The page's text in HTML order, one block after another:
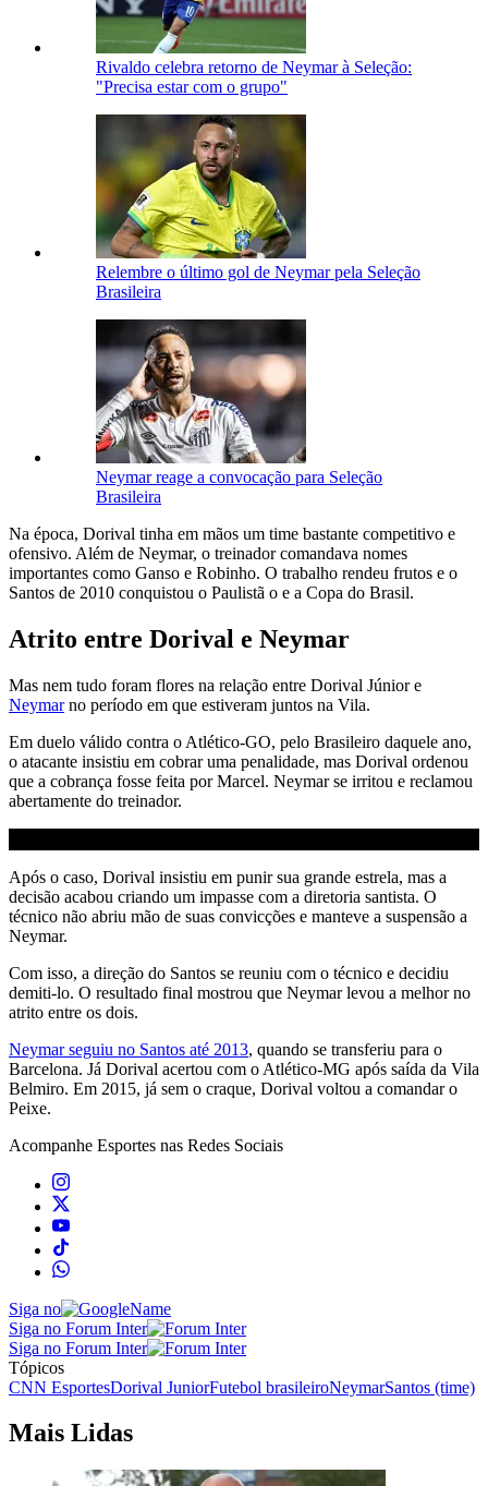
Rivaldo celebra retorno de Neymar à Seleção:
"Precisa estar com o grupo"
Relembre o último gol de Neymar pela Seleção
Brasileira
Neymar reage a convocação para Seleção
Brasileira
Na época, Dorival tinha em mãos um time bastante competitivo e
ofensivo. Além de Neymar, o treinador comandava nomes
importantes como Ganso e Robinho. O trabalho rendeu frutos e o
Santos de 2010 conquistou o Paulistã o e a Copa do Brasil.
Atrito entre Dorival e Neymar
Mas nem tudo foram flores na relação entre Dorival Júnior e
Neymarno período em que estiveram juntos na Vila.
Em duelo válido contra o Atlético-GO, pelo Brasileiro daquele ano,
o atacante insistiu em cobrar uma penalidade, mas Dorival ordenou
que a cobrança fosse feita por Marcel. Neymar se irritou e reclamou
abertamente do treinador.
Após o caso, Dorival insistiu em punir sua grande estrela, mas a
decisão acabou criando um impasse com a diretoria santista. O
técnico não abriu mão de suas convicções e manteve a suspensão a
Neymar.
Com isso, a direção do Santos se reuniu com o técnico e decidiu
demiti-lo. O resultado final mostrou que Neymar levou a melhor no
atrito entre os dois.
Neymar seguiu no Santos até 2013, quando se transferiu para o
Barcelona. Já Dorival acertou com o Atlético-MG após saída da Vila
Belmiro. Em 2015, já sem o craque, Dorival voltou a comandar o
Peixe.
Acompanhe Esportes nas Redes Sociais
Siga no
Siga no Forum Inter
Siga no Forum Inter
Tópicos
CNN EsportesDorival JuniorFutebol brasileiroNeymarSantos (time)
Mais Lidas